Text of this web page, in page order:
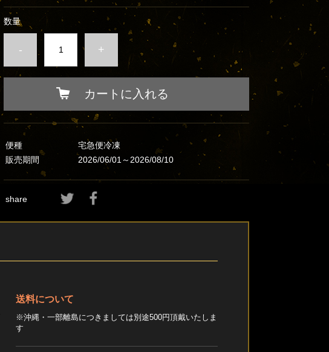
数量
- +
カートに入れる
便種
宅急便冷凍
販売期間
2026/06/01～2026/08/10
share
送料について
※沖縄・一部離島につきましては別途500円頂戴いたしま
す